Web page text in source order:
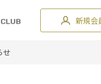
新規会
せ